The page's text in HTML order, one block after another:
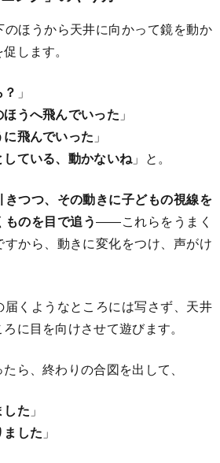
ほうから天井に向かって鏡を動か
します。
」
うへ飛んでいった 」
飛んでいった 」
ている、動かないね」と。
つつ、その動きに子どもの視線を
ものを目で追う――これらをうまく
から、動きに変化をつけ、声がけ
くようなところには写さず、天井
に目を向けさせて遊びます。
ら、終わりの合図を出して、
した 」
した 」